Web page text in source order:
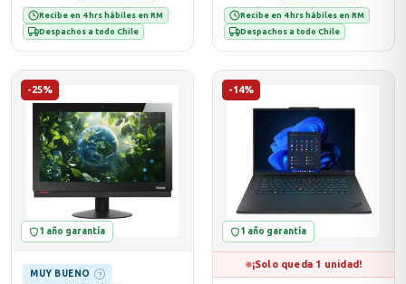
Recibe en 4 hrs hábiles en RM
Despachos a todo Chile
Recibe en 4 hrs hábiles en RM
Despachos a todo Chile
-25%
1 año garantía
MUY BUENO ?
-14%
1 año garantía
¡Solo queda 1 unidad!